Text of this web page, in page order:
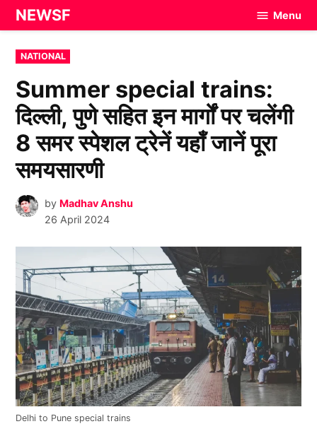
Skip
to
content
NEWSF Menu
POSTED
IN
NATIONAL
Summer special trains:
दिल्ली, पुणे सहित इन मार्गों पर चलेंगी
8 समर स्पेशल ट्रेनें यहाँ जानें पूरा
समयसारणी
by Madhav Anshu
26 April 2024
Delhi to Pune special trains